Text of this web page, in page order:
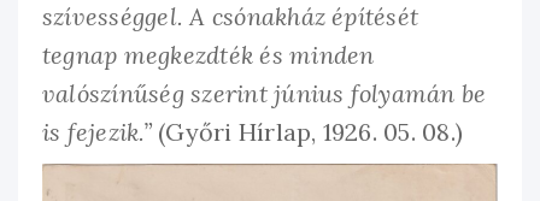
szívességgel. A csónakház építését
tegnap megkezdték és minden
valószínűség szerint június folyamán be
is fejezik.” (Győri Hírlap, 1926. 05. 08.)